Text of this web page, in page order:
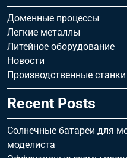
Доменные процессы
Легкие металлы
Литейное оборудование
Новости
Производственные станки
Recent Posts
Солнечные батареи для
моделиста